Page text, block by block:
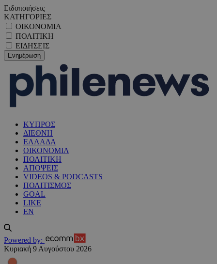
Ειδοποιήσεις
ΚΑΤΗΓΟΡΙΕΣ
ΟΙΚΟΝΟΜΙΑ
ΠΟΛΙΤΙΚΗ
ΕΙΔΗΣΕΙΣ
ΚΥΠΡΟΣ
ΔΙΕΘΝΗ
ΕΛΛΑΔΑ
ΟΙΚΟΝΟΜΙΑ
ΠΟΛΙΤΙΚΗ
ΑΠΟΨΕΙΣ
VIDEOS & PODCASTS
ΠΟΛΙΤΙΣΜΟΣ
GOAL
LIKE
EN
Powered by:
Κυριακή 9 Αυγούστου 2026